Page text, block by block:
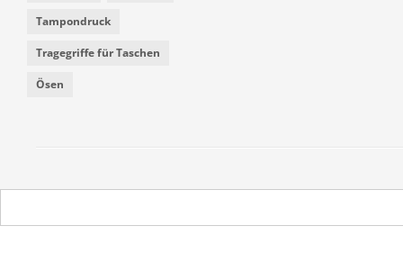
Tampondruck
Tragegriffe für Taschen
Ösen